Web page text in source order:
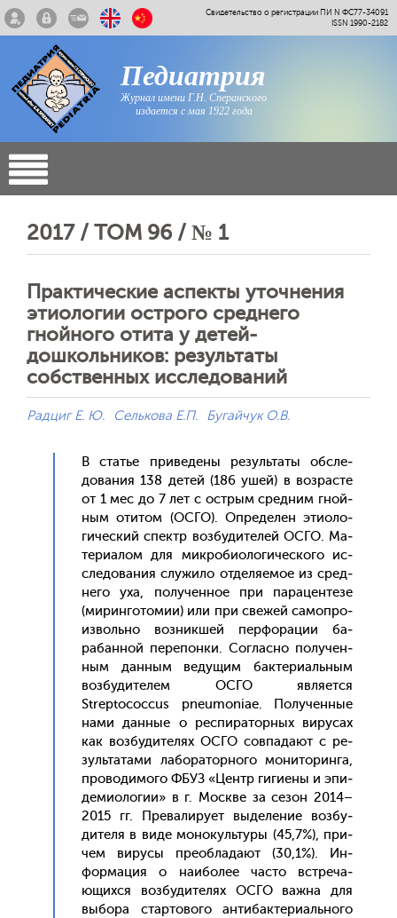
Свидетельство о регистрации ПИ N ФС77-34091
ISSN 1990-2182
Педиатрия
Журнал имени Г.Н. Сперанского
издается с мая 1922 года
2017 / ТОМ 96 / № 1
Практические аспекты уточнения
этиологии острого среднего
гнойного отита у детей-
дошкольников: результаты
собственных исследований
Радциг Е. Ю. Селькова Е.П. Бугайчук О.В.
В статье при­веде­ны ре­зуль­та­ты об­сле­
дова­ния 138 де­тей (186 ушей) в воз­расте
от 1 мес до 7 лет с ос­трым сред­ним гной­
ным оти­том (ОС­ГО). Оп­ре­делен эти­оло­
гичес­кий спектр воз­бу­дите­лей ОС­ГО. Ма­
тери­алом для мик­ро­би­оло­гичес­ко­го ис­
сле­дова­ния слу­жило от­де­ля­емое из сред­
не­го уха, по­лучен­ное при па­рацен­те­зе
(ми­рин­го­томии) или при све­жей са­моп­ро­
из­воль­но воз­никшей пер­фо­рации ба­
рабан­ной пе­репон­ки. Сог­ласно по­лучен­
ным дан­ным ве­дущим бак­те­ри­аль­ным
воз­бу­дите­лем ОС­ГО яв­ля­ет­ся
Streptococcus pneumoniae. По­лучен­ные
на­ми дан­ные о рес­пи­ратор­ных ви­русах
как воз­бу­дите­лях ОС­ГО сов­па­да­ют с ре­
зуль­та­тами ла­бора­тор­но­го мо­нито­рин­га,
про­води­мого ФБУЗ «Центр ги­ги­ены и эпи­
деми­оло­гии» в г. Мос­кве за се­зон 2014–
2015 гг. Пре­вали­ру­ет вы­деле­ние воз­бу­
дите­ля в ви­де мо­нокуль­ту­ры (45,7%), при­
чем ви­русы пре­об­ла­да­ют (30,1%). Ин­
форма­ция о на­ибо­лее час­то встре­ча­
ющих­ся воз­бу­дите­лях ОС­ГО важ­на для
вы­бора стар­то­вого ан­ти­бак­те­ри­аль­но­го